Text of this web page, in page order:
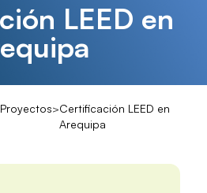
LEED en
Proyectos>Certificación LEED en
Arequipa